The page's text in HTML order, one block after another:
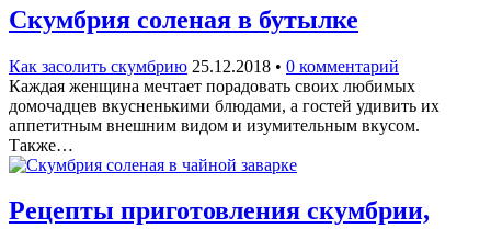
Скумбрия соленая в бутылке
Как засолить скумбрию 25.12.2018 • 0 комментарий
Каждая женщина мечтает порадовать своих любимых
домочадцев вкусненькими блюдами, а гостей удивить их
аппетитным внешним видом и изумительным вкусом.
Также…
Рецепты приготовления скумбрии,